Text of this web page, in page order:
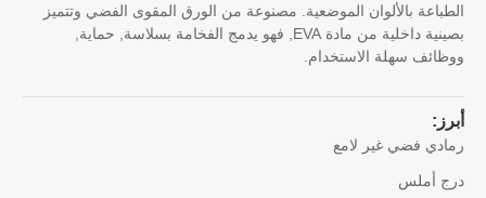
بالألوان الموضعية. مصنوعة من الورق المقوى الفضي وتتميز
بصينية داخلية من مادة EVA, فهو يدمج الفخامة بسلاسة, حماية,
سهلة الاستخدام.
فضي غير لامع
أملس